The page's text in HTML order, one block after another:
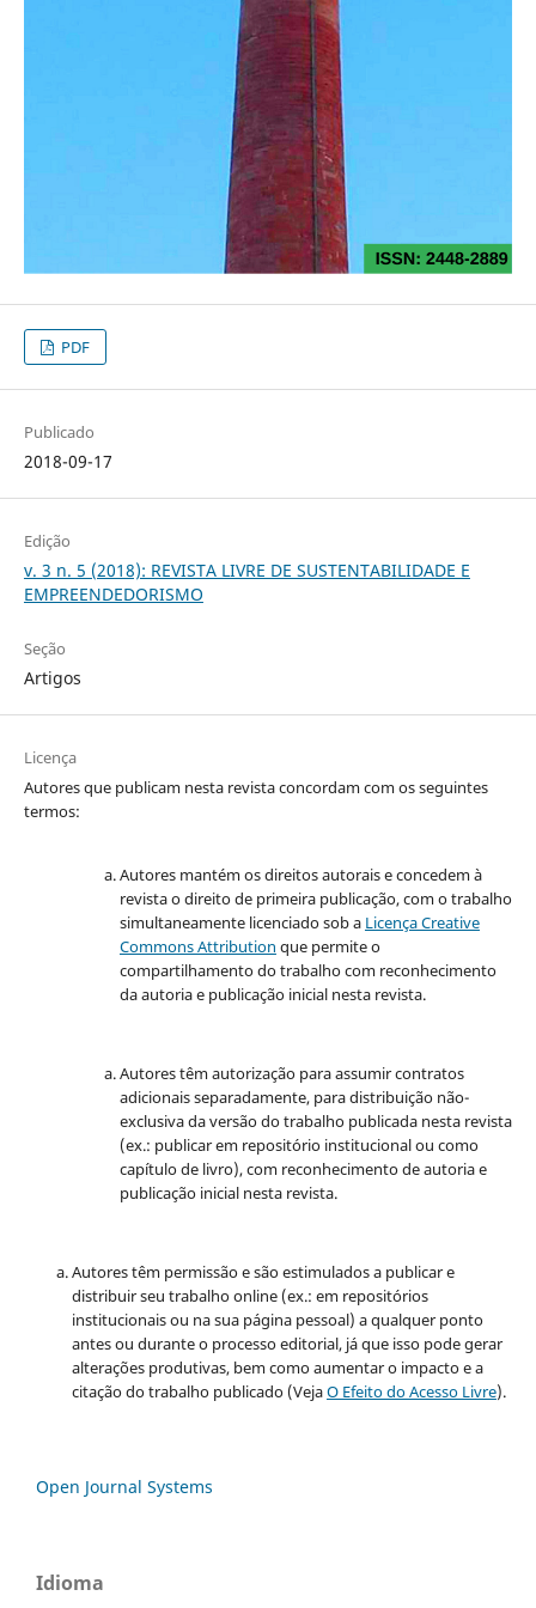
PDF
Publicado
2018-09-17
Edição
v. 3 n. 5 (2018): REVISTA LIVRE DE SUSTENTABILIDADE E
EMPREENDEDORISMO
Seção
Artigos
Licença
Autores que publicam nesta revista concordam com os seguintes
termos:
Autores mantém os direitos autorais e concedem à
revista o direito de primeira publicação, com o trabalho
simultaneamente licenciado sob a Licença Creative
Commons Attribution que permite o
compartilhamento do trabalho com reconhecimento
da autoria e publicação inicial nesta revista.
Autores têm autorização para assumir contratos
adicionais separadamente, para distribuição não-
exclusiva da versão do trabalho publicada nesta revista
(ex.: publicar em repositório institucional ou como
capítulo de livro), com reconhecimento de autoria e
publicação inicial nesta revista.
Autores têm permissão e são estimulados a publicar e
distribuir seu trabalho online (ex.: em repositórios
institucionais ou na sua página pessoal) a qualquer ponto
antes ou durante o processo editorial, já que isso pode gerar
alterações produtivas, bem como aumentar o impacto e a
citação do trabalho publicado (VejaO Efeito do Acesso Livre).
Open Journal Systems
Idioma